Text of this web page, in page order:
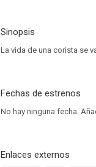
Sinopsis
La vida de una corista se
Fechas de estrenos
No hay ninguna fecha.
Enlaces externos